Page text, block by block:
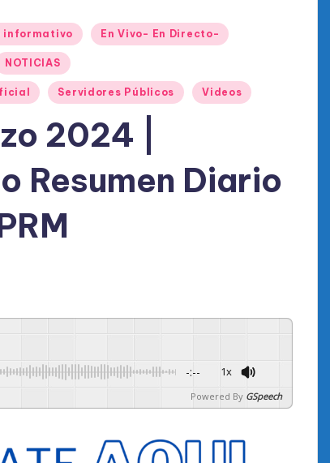
informativo En Vivo- En Directo-
NOTICIAS
Servidores Públicos Videos
2024 |
Resumen Diario
-:-- 1x
Powered By GSpeech